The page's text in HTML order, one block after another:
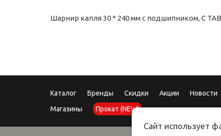
Шарнир капля 30 * 240 мм с подшипником, С
Каталог Бренды Скидки Акции Новости
Магазины
Прокат (NEW)
Сайт использует